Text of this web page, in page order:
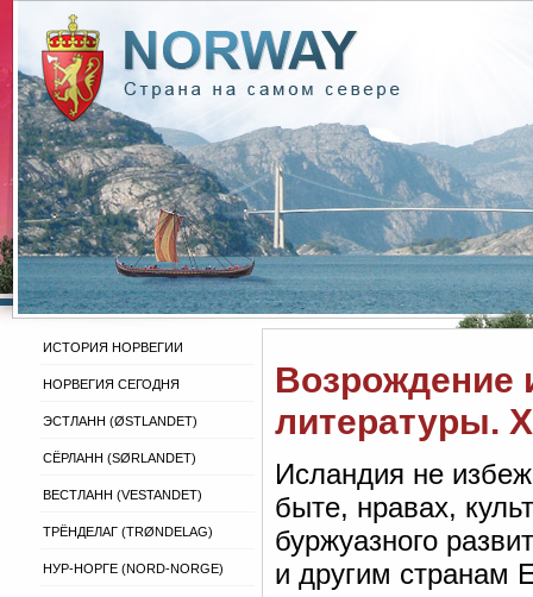
ИСТОРИЯ НОРВЕГИИ
НОРВЕГИЯ СЕГОДНЯ
ЭСТЛАНН (ØSTLANDET)
СЁРЛАНН (SØRLANDET)
ВЕСТЛАНН (VESTANDET)
ТРЁНДЕЛАГ (TRØNDELAG)
НУР-НОРГЕ (NORD-NORGE)
Возрождение
литературы.
Исландия не
быте, нравах,
буржуазного
и другим странам